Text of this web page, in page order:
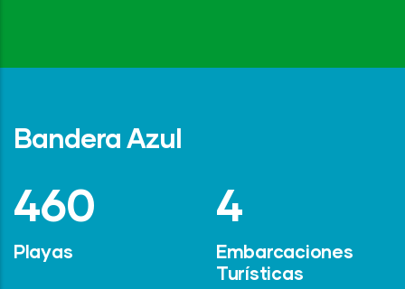
Bandera Azul
642
Playas
6
Embarcaciones
Turísticas